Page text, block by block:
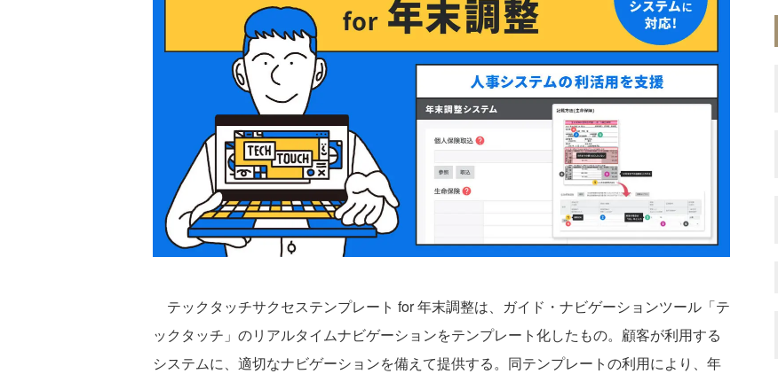
テックタッチサクセステンプレート for 年末調整は、ガイド・ナビゲーションツール「テ
ックタッチ」のリアルタイムナビゲーションをテンプレート化したもの。顧客が利用する
システムに、適切なナビゲーションを備えて提供する。同テンプレートの利用により、年